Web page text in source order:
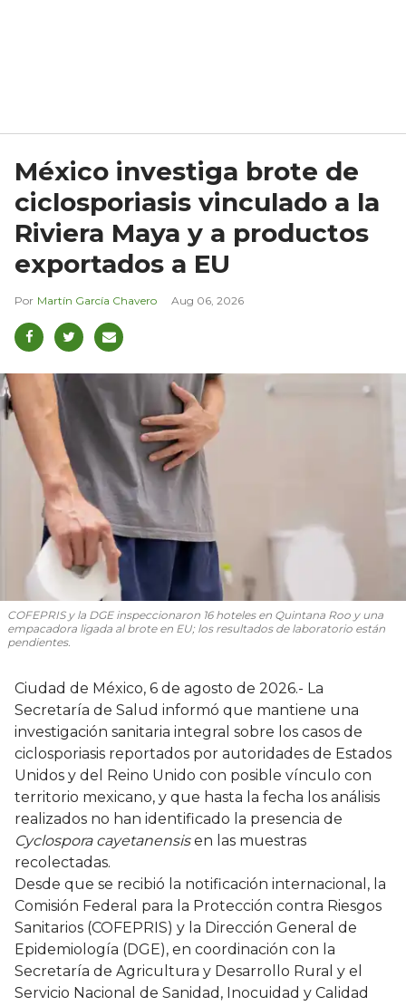
México investiga brote de
ciclosporiasis vinculado a la
Riviera Maya y a productos
exportados a EU
Martín García Chavero Aug 06, 2026
COFEPRIS y la DGE inspeccionaron 16 hoteles en Quintana Roo y una
empacadora ligada al brote en EU; los resultados de laboratorio están
pendientes.
Ciudad de México, 6 de agosto de 2026.- La
Secretaría de Salud informó que mantiene una
investigación sanitaria integral sobre los casos de
ciclosporiasis reportados por autoridades de Estados
Unidos y del Reino Unido con posible vínculo con
territorio mexicano, y que hasta la fecha los análisis
realizados no han identificado la presencia de
Cyclospora cayetanensisen las muestras
recolectadas.
Desde que se recibió la notificación internacional, la
Comisión Federal para la Protección contra Riesgos
Sanitarios (COFEPRIS) y la Dirección General de
Epidemiología (DGE), en coordinación con la
Secretaría de Agricultura y Desarrollo Rural y el
Servicio Nacional de Sanidad, Inocuidad y Calidad